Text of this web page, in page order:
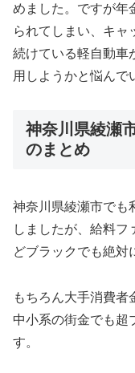
めました。ですが年
られてしまい、キャ
続けている軽自動車
用しようかと悩んで
神奈川県綾瀬
のまとめ
神奈川県綾瀬市でも
しましたが、給料フ
どブラックでも絶対
もちろん大手消費者
中小系の街金でも超
す。